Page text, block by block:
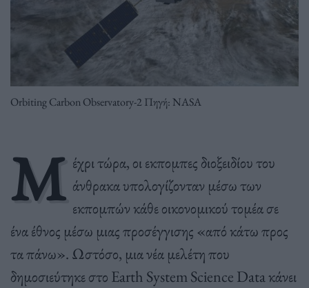
Orbiting Carbon Observatory-2 Πηγή: NASA
Μ έχρι τώρα, οι εκπομπες διοξειδίου του
άνθρακα υπολογίζονταν μέσω των
εκπομπών κάθε οικονομικού τομέα σε
ένα έθνος μέσω μιας προσέγγισης «από κάτω προς
τα πάνω». Ωστόσο, μια νέα μελέτη που
δημοσιεύτηκε στο Earth System Science Data κάνει